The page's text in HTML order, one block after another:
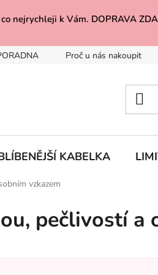
nejrychleji k Vám. DOPRAVA
Proč u nás nakoupit
KABELKA
vzkazem
pečlivostí a